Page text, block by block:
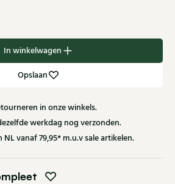
In winkelwagen
Opslaan
in onze winkels.
werkdag nog verzonden.
NL vanaf 79,95* m.u.v sale artikelen.